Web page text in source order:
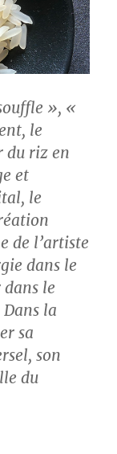
», «
le
du riz en
et
le
de l’artiste
dans le
le
la
sa
son
du